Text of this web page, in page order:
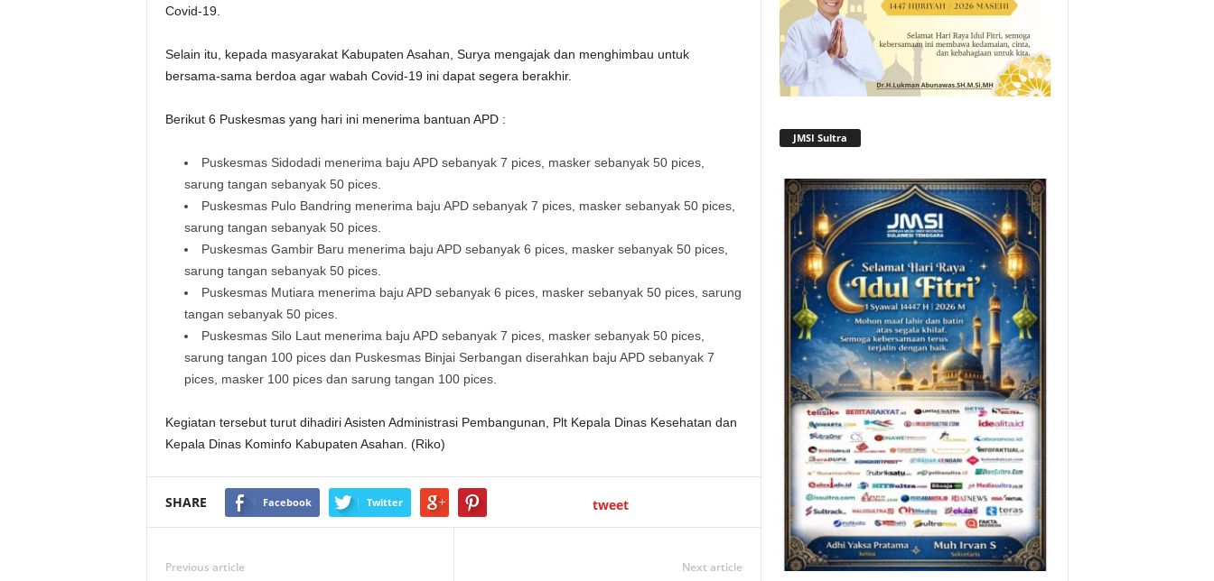
Covid-19.
Selain itu, kepada masyarakat Kabupaten Asahan, Surya mengajak dan menghimbau untuk
bersama-sama berdoa agar wabah Covid-19 ini dapat segera berakhir.
Berikut 6 Puskesmas yang hari ini menerima bantuan APD :
Puskesmas Sidodadi menerima baju APD sebanyak 7 pices, masker sebanyak 50 pices,
sarung tangan sebanyak 50 pices.
Puskesmas Pulo Bandring menerima baju APD sebanyak 7 pices, masker sebanyak 50 pices,
sarung tangan sebanyak 50 pices.
Puskesmas Gambir Baru menerima baju APD sebanyak 6 pices, masker sebanyak 50 pices,
sarung tangan sebanyak 50 pices.
Puskesmas Mutiara menerima baju APD sebanyak 6 pices, masker sebanyak 50 pices, sarung
tangan sebanyak 50 pices.
Puskesmas Silo Laut menerima baju APD sebanyak 7 pices, masker sebanyak 50 pices,
sarung tangan 100 pices dan Puskesmas Binjai Serbangan diserahkan baju APD sebanyak 7
pices, masker 100 pices dan sarung tangan 100 pices.
Kegiatan tersebut turut dihadiri Asisten Administrasi Pembangunan, Plt Kepala Dinas Kesehatan dan
Kepala Dinas Kominfo Kabupaten Asahan. (Riko)
SHARE Facebook Twitter tweet
Previous article Next article
JMSI Sultra